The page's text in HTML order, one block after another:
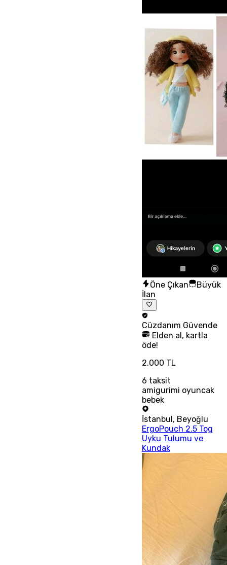
Öne Çıkan
Büyük
İlan
Cüzdanım Güvende
Elden al, kartla
öde!
2.000 TL
6 taksit
amigurimi oyuncak
bebek
İstanbul, Beyoğlu
ErgoPouch 2.5 Tog
Uyku Tulumu ve
Kundak